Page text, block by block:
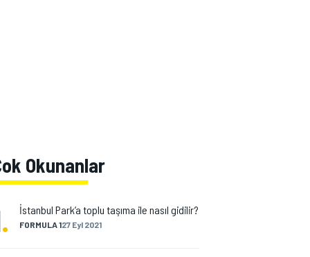
Okunanlar
. FORMULA 127 Eyl 2021
İstanbul Park’a toplu taşıma ile nasıl gidilir?